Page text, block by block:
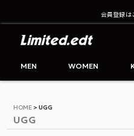
会員登録は
MEN WOMEN
HOME UGG
UGG